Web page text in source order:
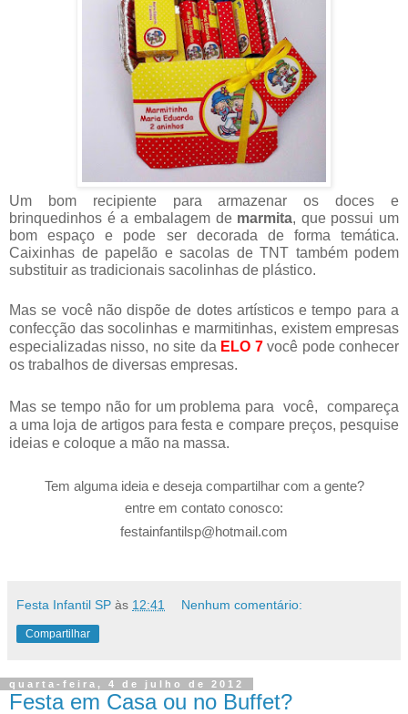
Um bom recipiente para armazenar os doces e
brinquedinhos é a embalagem de marmita, que possui um
bom espaço e pode ser decorada de forma temática.
Caixinhas de papelão e sacolas de TNT também podem
substituir as tradicionais sacolinhas de plástico.
Mas se você não dispõe de dotes artísticos e tempo para a
confecção das socolinhas e marmitinhas, existem empresas
especializadas nisso, no site da ELO 7você pode conhecer
os trabalhos de diversas empresas.
Mas se tempo não for um problema para você,compareça
a uma loja de artigos para festa e compare preços, pesquise
ideias e coloque a mão na massa.
Tem alguma ideia e deseja compartilhar com a gente?
entre em contato conosco:
festainfantilsp@hotmail.com
Festa Infantil SP às 12:41 Nenhum comentário:
Compartilhar
quarta-feira, 4 de julho de 2012
Festa em Casa ou no Buffet?